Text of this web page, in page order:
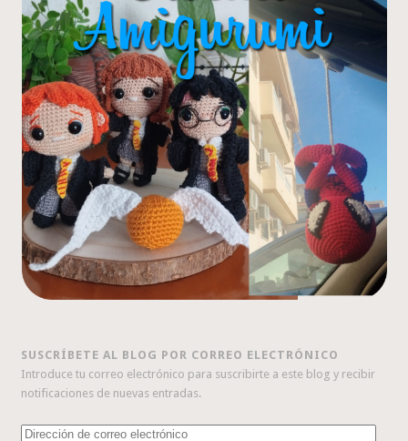
SUSCRÍBETE AL BLOG POR CORREO ELECTRÓNICO
Introduce tu correo electrónico para suscribirte a este blog y recibir
notificaciones de nuevas entradas.
Dirección